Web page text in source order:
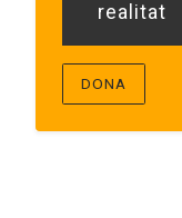
realitat
DONA